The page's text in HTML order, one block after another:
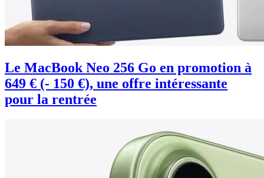
Le MacBook Neo 256 Go en promotion à
649 € (- 150 €), une offre intéressante
pour la rentrée